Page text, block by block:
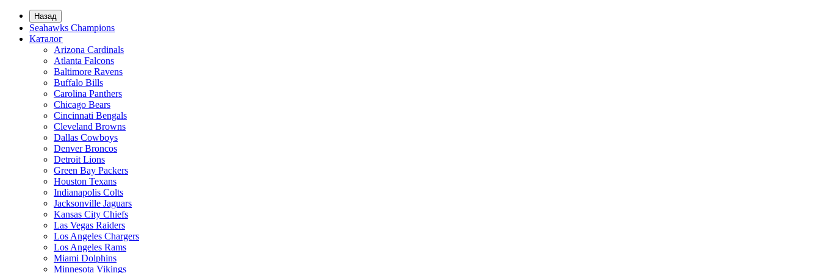
Назад
Seahawks Champions
Каталог
Arizona Cardinals
Atlanta Falcons
Baltimore Ravens
Buffalo Bills
Carolina Panthers
Chicago Bears
Cincinnati Bengals
Cleveland Browns
Dallas Cowboys
Denver Broncos
Detroit Lions
Green Bay Packers
Houston Texans
Indianapolis Colts
Jacksonville Jaguars
Kansas City Chiefs
Las Vegas Raiders
Los Angeles Chargers
Los Angeles Rams
Miami Dolphins
Minnesota Vikings